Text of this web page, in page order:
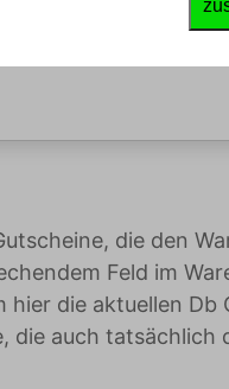
die den
Feld im
hier die aktuellen
die auch